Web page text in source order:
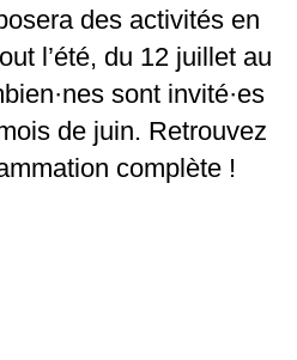
des activités en
l’été, du 12 juillet au
sont invité·es
de juin. Retrouvez
complète !